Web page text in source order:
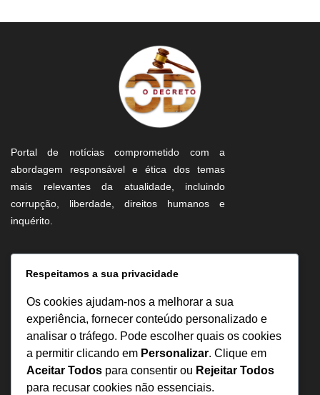
Portal de notícias comprometido com a
abordagem responsável e ética dos temas
mais relevantes da atualidade, incluindo
corrupção, liberdade, direitos humanos e
inquérito.
Informação
Sobre Nós
Estatuto Editorial
Inquérito
Denuncia
Política de Privacidade
Respeitamos a sua privacidade
Os cookies ajudam-nos a melhorar a sua
experiência, fornecer conteúdo personalizado e
analisar o tráfego. Pode escolher quais os cookies
a permitir clicando em Personalizar. Clique em
Aceitar Todos para consentir ou Rejeitar Todos
para recusar cookies não essenciais.